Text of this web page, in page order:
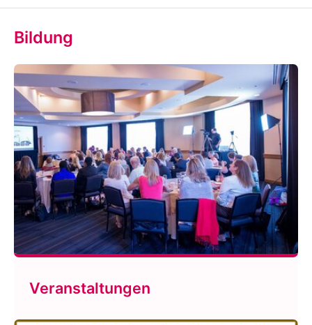
Bildung
Veranstaltungen